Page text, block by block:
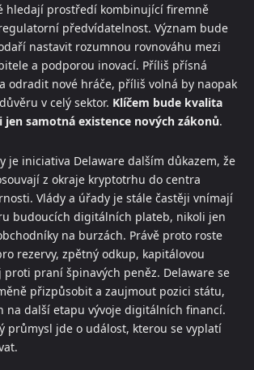
hledají prostředí kombinující firemně
předvídatelnost. Význam bude
nastavit rozumnou rovnováhu mezi
a podporou inovací. Příliš přísná
odradit nové hráče, příliš volná by naopak
v celý sektor. Klíčem bude kvalita
samotná existence nových zákonů.
je iniciativa Delaware dalším důkazem, že
z okraje kryptotrhu do centra
Vlády a úřady je stále častěji vnímají
budoucích digitálních plateb, nikoli jen
na burzách. Právě proto roste
rezervy, zpětný odkup, kapitálovou
praní špinavých peněz. Delaware se
přizpůsobit a zaujmout pozici státu,
na další etapu vývoje digitálních financí.
průmysl jde o událost, kterou se vyplatí